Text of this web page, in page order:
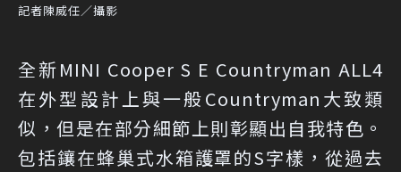
記者陳威任／攝影
全新MINI Cooper S E Countryman ALL4
在外型設計上與一般Countryman大致類
似，但是在部分細節上則彰顯出自我特色。
包括鑲在蜂巢式水箱護罩的S字樣，從過去